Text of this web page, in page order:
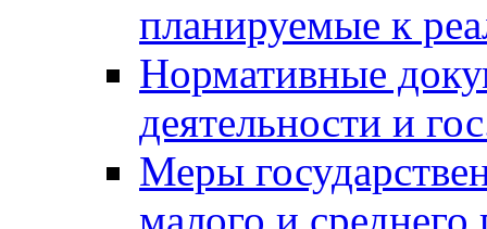
планируемые к
Нормативные
деятельности и
Меры